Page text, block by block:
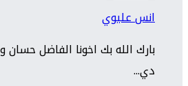
انس عليوي
بارك الله بك اخونا الفاضل حسان
دي...